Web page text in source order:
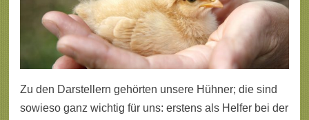
Zu den Darstellern gehörten unsere Hühner; die sind
sowieso ganz wichtig für uns: erstens als Helfer bei der